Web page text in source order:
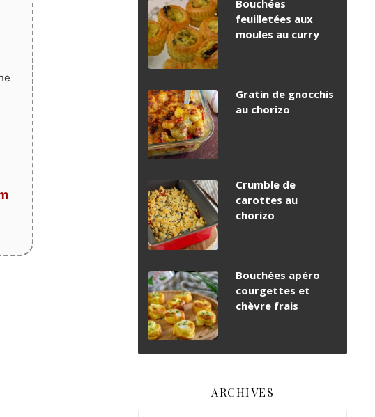
Bouchées
feuilletées aux
moules au curry
Gratin de gnocchis
au chorizo
Crumble de
carottes au
chorizo
Bouchées apéro
courgettes et
chèvre frais
ARCHIVES